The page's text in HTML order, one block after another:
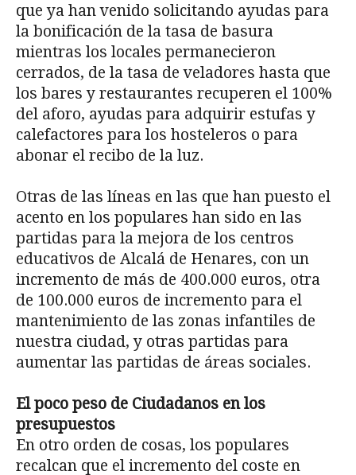
que ya han venido solicitando ayudas para
la bonificación de la tasa de basura
mientras los locales permanecieron
cerrados, de la tasa de veladores hasta que
los bares y restaurantes recuperen el 100%
del aforo, ayudas para adquirir estufas y
calefactores para los hosteleros o para
abonar el recibo de la luz.
Otras de las líneas en las que han puesto el
acento en los populares han sido en las
partidas para la mejora de los centros
educativos de Alcalá de Henares, con un
incremento de más de 400.000 euros, otra
de 100.000 euros de incremento para el
mantenimiento de las zonas infantiles de
nuestra ciudad, y otras partidas para
aumentar las partidas de áreas sociales.
El poco peso de Ciudadanos en los
presupuestos
En otro orden de cosas, los populares
recalcan que el incremento del coste en